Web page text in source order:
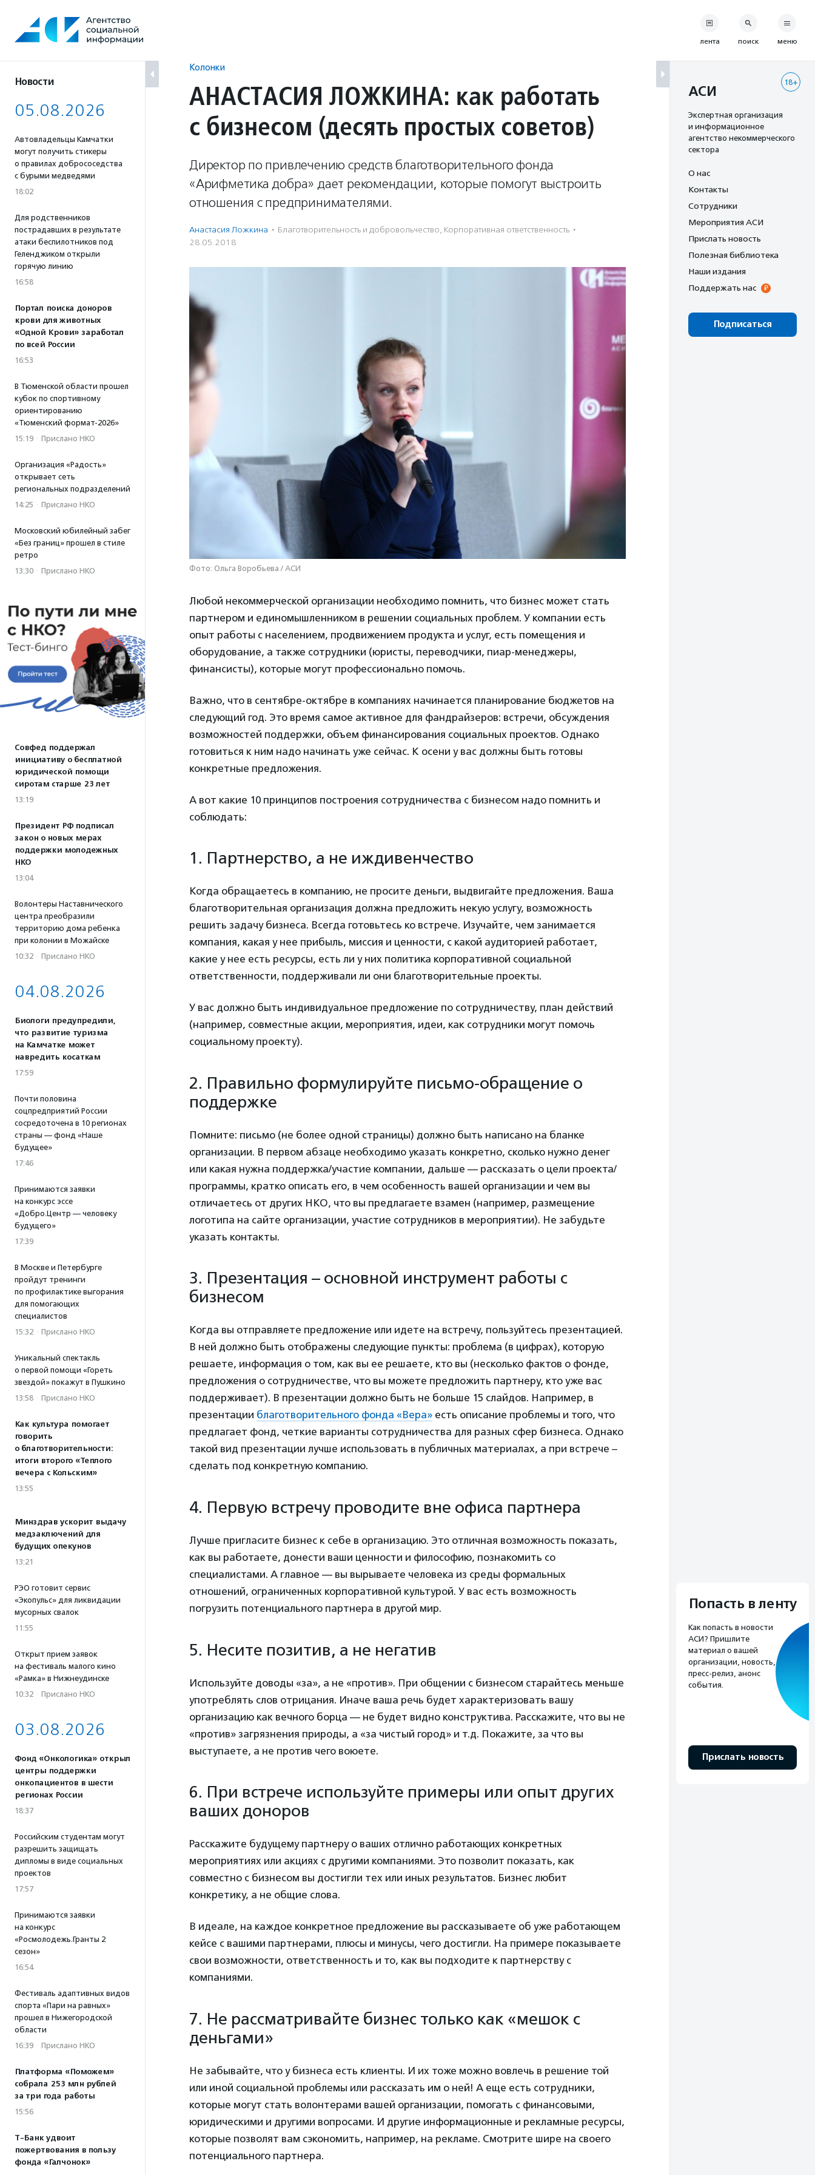
содержанию
Новости
05.08.2026
Автовладельцы Камчатки
могут получить стикеры
о правилах добрососедства
с бурыми медведями
18:02
Для родственников
пострадавших в результате
атаки беспилотников под
Геленджиком открыли
горячую линию
16:58
Портал поиска доноров
крови для животных
«Одной Крови» заработал
по всей России
16:53
В Тюменской области прошел
кубок по спортивному
ориентированию
«Тюменский формат-2026»
15:19 · Прислано НКО
Организация «Радость»
открывает сеть
региональных подразделений
14:25 · Прислано НКО
Московский юбилейный забег
«Без границ» прошел в стиле
ретро
13:30 · Прислано НКО
Совфед поддержал
инициативу о бесплатной
юридической помощи
сиротам старше 23 лет
13:19
Президент РФ подписал
закон о новых мерах
поддержки молодежных
НКО
13:04
Волонтеры Наставнического
центра преобразили
территорию дома ребенка
при колонии в Можайске
10:32 · Прислано НКО
04.08.2026
Биологи предупредили,
что развитие туризма
на Камчатке может
навредить косаткам
17:59
Почти половина
соцпредприятий России
сосредоточена в 10 регионах
страны — фонд «Наше
будущее»
17:46
Принимаются заявки
на конкурс эссе
«Добро.Центр — человеку
будущего»
17:39
В Москве и Петербурге
пройдут тренинги
по профилактике выгорания
для помогающих
специалистов
15:32 · Прислано НКО
Уникальный спектакль
о первой помощи «Гореть
звездой» покажут в Пушкино
13:58 · Прислано НКО
Как культура помогает
говорить
о благотворительности:
итоги второго «Теплого
вечера с Кольским»
13:55
Минздрав ускорит выдачу
медзаключений для
будущих опекунов
13:21
РЭО готовит сервис
«Экопульс» для ликвидации
мусорных свалок
11:55
Открыт прием заявок
на фестиваль малого кино
«Рамка» в Нижнеудинске
10:32 · Прислано НКО
03.08.2026
Фонд «Онкологика» открыл
центры поддержки
онкопациентов в шести
регионах России
18:37
Российским студентам могут
разрешить защищать
дипломы в виде социальных
проектов
17:57
Принимаются заявки
на конкурс
«Росмолодежь.Гранты 2
сезон»
16:54
Фестиваль адаптивных видов
спорта «Пари на равных»
прошел в Нижегородской
области
16:39 · Прислано НКО
Платформа «Поможем»
собрала 253 млн рублей
за три года работы
15:56
Т-Банк удвоит
пожертвования в пользу
фонда «Галчонок»
Колонки
АНАСТАСИЯ ЛОЖКИНА: как работать
с бизнесом (десять простых советов)
Директор по привлечению средств благотворительного фонда
«Арифметика добра» дает рекомендации, которые помогут выстроить
отношения с предпринимателями.
Анастасия Ложкина · Благотвори­тель­ность и доброволь­чест­во, Корпоративная ответственность ·
28.05.2018
Фото: Ольга Воробьева / АСИ
Любой некоммерческой организации необходимо помнить, что бизнес может стать
партнером и единомышленником в решении социальных проблем. У компании есть
опыт работы с населением, продвижением продукта и услуг, есть помещения и
оборудование, а также сотрудники (юристы, переводчики, пиар-менеджеры,
финансисты), которые могут профессионально помочь.
Важно, что в сентябре-октябре в компаниях начинается планирование бюджетов на
следующий год. Это время самое активное для фандрайзеров: встречи, обсуждения
возможностей поддержки, объем финансирования социальных проектов. Однако
готовиться к ним надо начинать уже сейчас. К осени у вас должны быть готовы
конкретные предложения.
А вот какие 10 принципов построения сотрудничества с бизнесом надо помнить и
соблюдать:
1. Партнерство, а не иждивенчество
Когда обращаетесь в компанию, не просите деньги, выдвигайте предложения. Ваша
благотворительная организация должна предложить некую услугу, возможность
решить задачу бизнеса. Всегда готовьтесь ко встрече. Изучайте, чем занимается
компания, какая у нее прибыль, миссия и ценности, с какой аудиторией работает,
какие у нее есть ресурсы, есть ли у них политика корпоративной социальной
ответственности, поддерживали ли они благотворительные проекты.
У вас должно быть индивидуальное предложение по сотрудничеству, план действий
(например, совместные акции, мероприятия, идеи, как сотрудники могут помочь
социальному проекту).
2. Правильно формулируйте письмо-обращение о
поддержке
Помните: письмо (не более одной страницы) должно быть написано на бланке
организации. В первом абзаце необходимо указать конкретно, сколько нужно денег
или какая нужна поддержка/участие компании, дальше — рассказать о цели проекта/
программы, кратко описать его, в чем особенность вашей организации и чем вы
отличаетесь от других НКО, что вы предлагаете взамен (например, размещение
логотипа на сайте организации, участие сотрудников в мероприятии). Не забудьте
указать контакты.
3. Презентация – основной инструмент работы с
бизнесом
Когда вы отправляете предложение или идете на встречу, пользуйтесь презентацией.
В ней должно быть отображены следующие пункты: проблема (в цифрах), которую
решаете, информация о том, как вы ее решаете, кто вы (несколько фактов о фонде,
предложения о сотрудничестве, что вы можете предложить партнеру, кто уже вас
поддерживает). В презентации должно быть не больше 15 слайдов. Например, в
презентации благотворительного фонда «Вера» есть описание проблемы и того, что
предлагает фонд, четкие варианты сотрудничества для разных сфер бизнеса. Однако
такой вид презентации лучше использовать в публичных материалах, а при встрече –
сделать под конкретную компанию.
4. Первую встречу проводите вне офиса партнера
Лучше пригласите бизнес к себе в организацию. Это отличная возможность показать,
как вы работаете, донести ваши ценности и философию, познакомить со
специалистами. А главное — вы вырываете человека из среды формальных
отношений, ограниченных корпоративной культурой. У вас есть возможность
погрузить потенциального партнера в другой мир.
5. Несите позитив, а не негатив
Используйте доводы «за», а не «против». При общении с бизнесом старайтесь меньше
употреблять слов отрицания. Иначе ваша речь будет характеризовать вашу
организацию как вечного борца — не будет видно конструктива. Расскажите, что вы не
«против» загрязнения природы, а «за чистый город» и т.д. Покажите, за что вы
выступаете, а не против чего воюете.
6. При встрече используйте примеры или опыт других
ваших доноров
Расскажите будущему партнеру о ваших отлично работающих конкретных
мероприятиях или акциях с другими компаниями. Это позволит показать, как
совместно с бизнесом вы достигли тех или иных результатов. Бизнес любит
конкретику, а не общие слова.
В идеале, на каждое конкретное предложение вы рассказываете об уже работающем
кейсе с вашими партнерами, плюсы и минусы, чего достигли. На примере показываете
свои возможности, ответственность и то, как вы подходите к партнерству с
компаниями.
7. Не рассматривайте бизнес только как «мешок с
деньгами»
Не забывайте, что у бизнеса есть клиенты. И их тоже можно вовлечь в решение той
или иной социальной проблемы или рассказать им о ней! А еще есть сотрудники,
которые могут стать волонтерами вашей организации, помогать с финансовыми,
юридическими и другими вопросами. И другие информационные и рекламные ресурсы,
которые позволят вам сэкономить, например, на рекламе. Смотрите шире на своего
потенциального партнера.
лента поиск меню
18+
АСИ
Экспертная организация
и информационное
агентство некоммерческого
сектора
О нас
Контакты
Сотрудники
Мероприятия АСИ
Прислать новость
Полезная библиотека
Наши издания
Поддержать нас
Подписаться
Попасть в ленту
Как попасть в новости
АСИ? Пришлите
материал о вашей
организации, новость,
пресс-релиз, анонс
события.
Прислать новость